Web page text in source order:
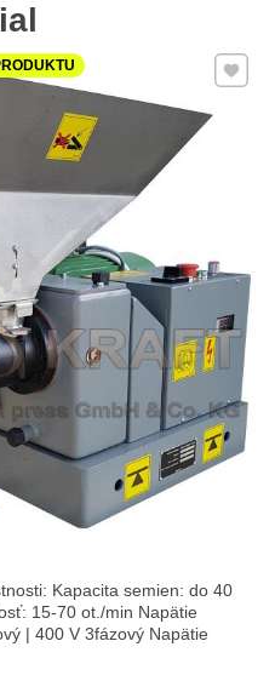
Kapacita semien: do 40
15-70 ot./min Napätie
| 400 V 3fázový Napätie
Pridať